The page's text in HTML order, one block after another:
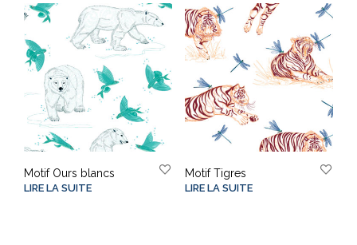
Motif Ours blancs
LIRE LA SUITE
Motif Tigres
LIRE LA SUITE